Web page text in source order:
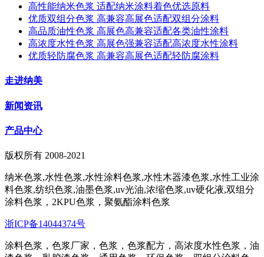
高性能纳米色浆 适配纳米涂料着色优选原料
优质双组分色浆 高兼容高展色适配双组分涂料
高品质油性色浆 高展色高兼容适配各类油性涂料
高浓度水性色浆 高展色强兼容适配高浓度水性涂料
优质轻防腐色浆 高兼容高展色适配轻防腐涂料
走进纳美
新闻资讯
产品中心
版权所有 2008-2021
纳米色浆,水性色浆,水性涂料色浆,水性木器漆色浆,水性工业涂
料色浆,纺织色浆,油墨色浆,uv光油,浓缩色浆,uv硬化液,双组分
涂料色浆，2KPU色浆，聚氨酯涂料色浆
浙ICP备14044374号
涂料色浆，色浆厂家，色浆，色浆配方，高浓度水性色浆，油